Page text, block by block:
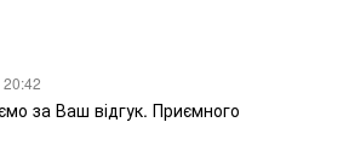
за Ваш відгук. Приємного